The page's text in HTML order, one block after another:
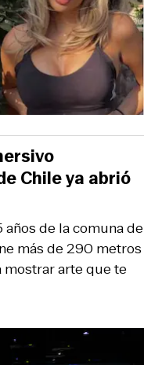
de la comuna de
más de 290 metros
mostrar arte que te
Chile ya abrió